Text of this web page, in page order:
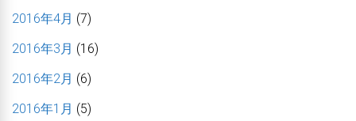
2016年4月 (7)
2016年3月 (16)
2016年2月 (6)
2016年1月 (5)